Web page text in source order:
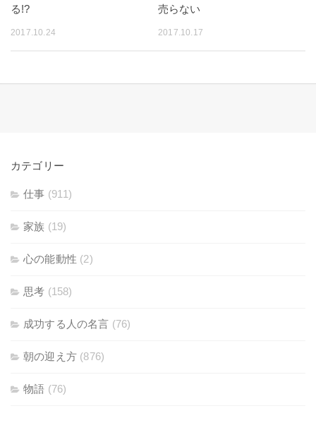
る!?
2017.10.24
売らない
2017.10.17
カテゴリー
仕事 (911)
家族 (19)
心の能動性 (2)
思考 (158)
成功する人の名言 (76)
朝の迎え方 (876)
物語 (76)